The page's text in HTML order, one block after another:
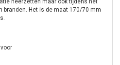
neerzetten maar ook tijdens het
branden. Het is de maat 170/70 mm